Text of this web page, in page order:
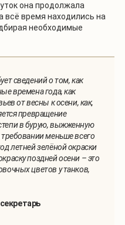
она продолжала
всё время находились на
необходимые
сведений о том, как
времена года, как
от весны к осени, как,
превращение
в бурую, выжженную
меньше всего
летней зелёной окраски
поздней осени – это
цветов у танков,